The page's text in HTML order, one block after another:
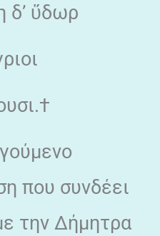
δ’ ὕδωρ
που συνδέει
την Δήμητρα